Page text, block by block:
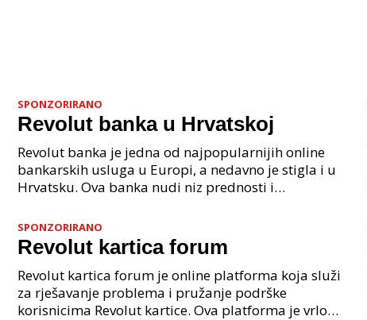
SPONZORIRANO
Revolut banka u Hrvatskoj
Revolut banka je jedna od najpopularnijih online
bankarskih usluga u Europi, a nedavno je stigla i u
Hrvatsku. Ova banka nudi niz prednosti i
donošenju odlu
SPONZORIRANO
Revolut kartica forum
Revolut kartica forum je online platforma koja služi
za rješavanje problema i pružanje podrške
korisnicima Revolut kartice. Ova platforma je vrlo